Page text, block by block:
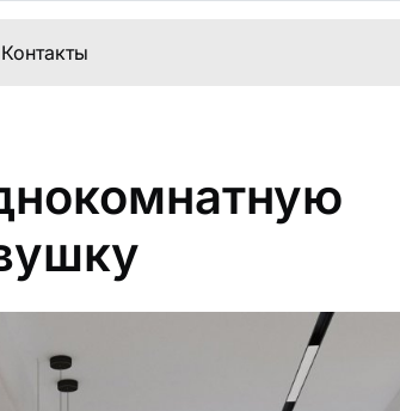
Контакты